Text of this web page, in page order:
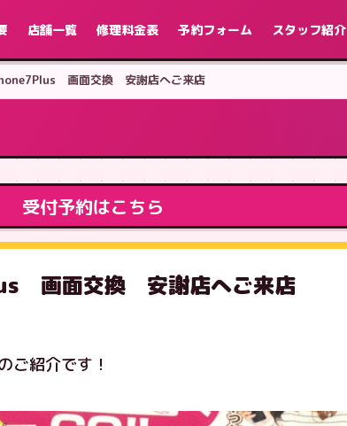
店舗一覧 修理料金表 予約フォーム スタッフ紹介
画面交換 安謝店へご来店
受付予約はこちら
画面交換 安謝店へご来店
ご紹介です！